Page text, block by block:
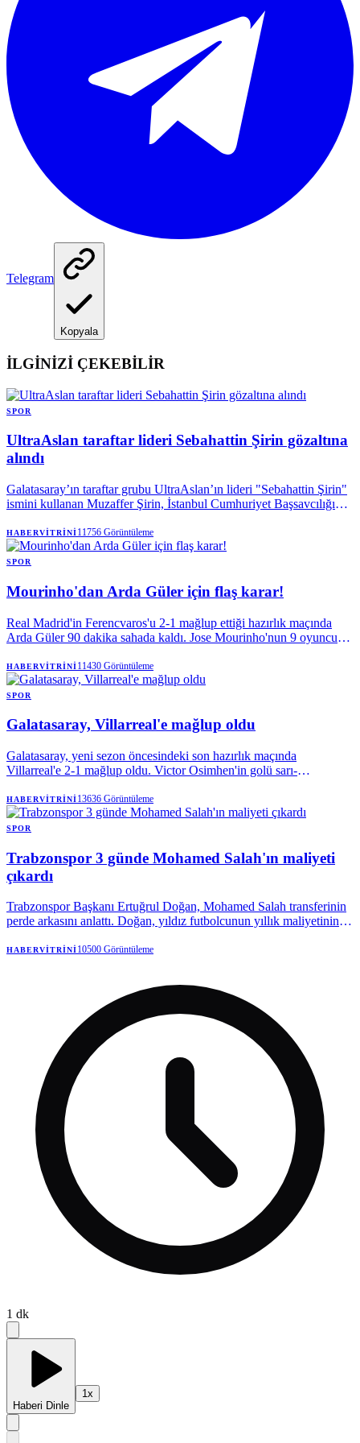
Telegram
Kopyala
İLGİNİZİ ÇEKEBİLİR
SPOR
UltraAslan taraftar lideri Sebahattin Şirin gözaltına
alındı
Galatasaray’ın taraftar grubu UltraAslan’ın lideri "Sebahattin Şirin"
ismini kullanan Muzaffer Şirin, İstanbul Cumhuriyet Başsavcılığı
alenen yayma ve uyuşturucu kullanma suçlardan gözaltına alındı.
Şirin, dün Adalet Bakanı Akın Gürlek’e seslendiği paylaşımla
gündem olmuştu.
HABERVITRINI11756 Görüntüleme
SPOR
Mourinho'dan Arda Güler için flaş karar!
Real Madrid'in Ferencvaros'u 2-1 mağlup ettiği hazırlık maçında
Arda Güler 90 dakika sahada kaldı. Jose Mourinho'nun 9 oyuncu
çekerken, yeni transfer Bernardo Silva'dan Arda'ya övgü yağdı.
HABERVITRINI11430 Görüntüleme
SPOR
Galatasaray, Villarreal'e mağlup oldu
Galatasaray, yeni sezon öncesindeki son hazırlık maçında
Villarreal'e 2-1 mağlup oldu. Victor Osimhen'in golü sarı-
ve tribünlerden yükselen transfer tepkisi karşılaşmaya damga vurdu.
HABERVITRINI13636 Görüntüleme
SPOR
Trabzonspor 3 günde Mohamed Salah'ın maliyeti
çıkardı
Trabzonspor Başkanı Ertuğrul Doğan, Mohamed Salah transferinin
perde arkasını anlattı. Doğan, yıldız futbolcunun yıllık maliyetinin
liralık kombine satıldığını belirtti. Bordo-mavililerde 18 binle kulüp
HABERVITRINI10500 Görüntüleme
1 dk
Haberi Dinle
1x